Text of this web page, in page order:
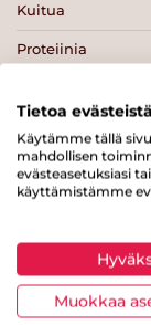
Kuitua
Proteiinia
Tietoa evästeistä
Käytämme tällä
mahdollisen
evästeasetuksiasi
käyttämistämme
Muokkaa